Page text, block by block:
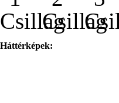
Háttérképek: